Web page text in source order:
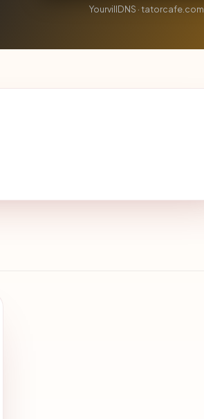
YourvillDNS · tatorcafe.com